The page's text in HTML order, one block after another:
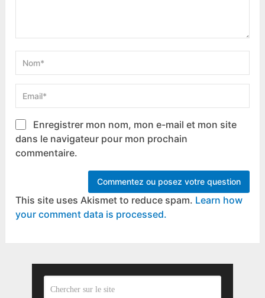
Enregistrer mon nom, mon e-mail et mon site
dans le navigateur pour mon prochain
commentaire.
This site uses Akismet to reduce spam. Learn how
your comment data is processed.